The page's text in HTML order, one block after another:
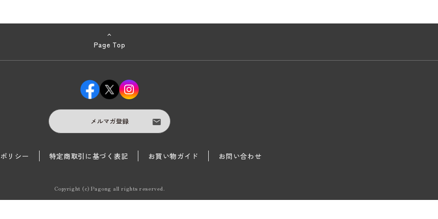
Page Top
メルマガ登録
リシー 特定商取引に基づく表記 お買い物ガイド お問い合わせ
Copyright (c) Pagong all rights reserved.